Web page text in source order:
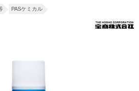
PASケミカル